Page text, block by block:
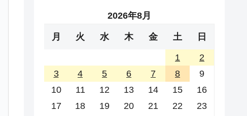
2026年8月
月 火 水 木 金 土 日
1
2
3
4 5 6 7 8
9
10
11 12 13 14 15
16
17
18 19 20 21 22
23